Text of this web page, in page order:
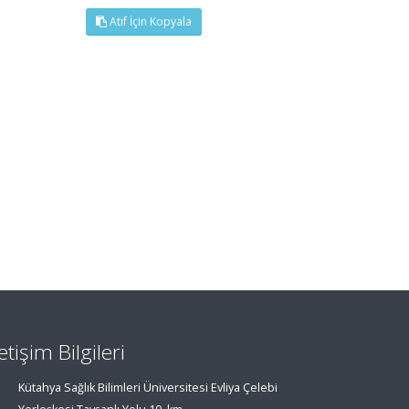
Atıf İçin Kopyala
Bilgileri
Kütahya Sağlık Bilimleri Üniversitesi Evliya Çelebi